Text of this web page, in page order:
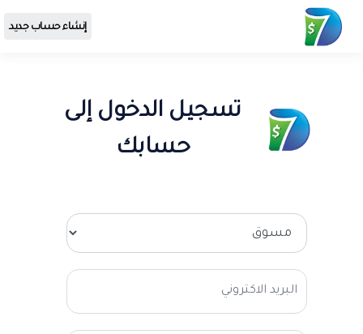
إنشاء حساب جديد
تسجيل الدخول إلى
حسابك